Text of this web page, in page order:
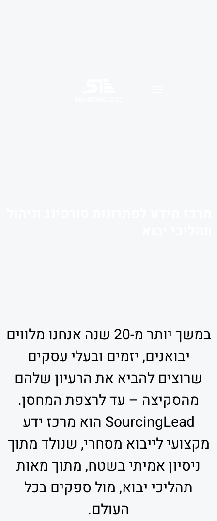
במשך יותר מ-20 שנה אנחנו מלווים
יבואנים, יזמים ובעלי עסקים
שרוצים להביא את הרעיון שלהם
מהסקיצה – עד לרצפת המחסן.
SourcingLead הוא מרכז ידע
מקצועי לייבוא מסחרי, שנולד מתוך
ניסיון אמיתי בשטח, מתוך מאות
תהליכי יבוא, מול ספקים בכל
העולם.